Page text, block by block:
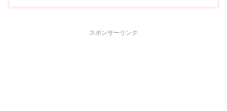
スポンサーリンク